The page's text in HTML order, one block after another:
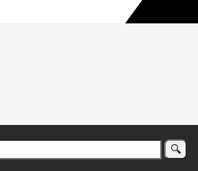
já registrada no país